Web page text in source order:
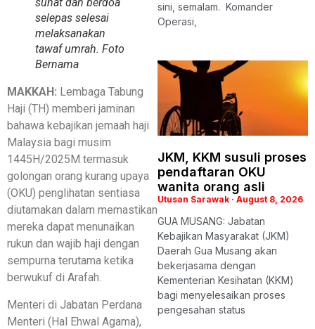
sunat dan berdoa
selepas selesai
melaksanakan
tawaf umrah. Foto
Bernama
MAKKAH: Lembaga Tabung
Haji (TH) memberi jaminan
bahawa kebajikan jemaah haji
Malaysia bagi musim
1445H/2025M termasuk
golongan orang kurang upaya
(OKU) penglihatan sentiasa
diutamakan dalam memastikan
mereka dapat menunaikan
rukun dan wajib haji dengan
sempurna terutama ketika
berwukuf di Arafah.
Menteri di Jabatan Perdana
Menteri (Hal Ehwal Agama),
sini, semalam. Komander
Operasi,
JKM, KKM susuli proses
pendaftaran OKU
wanita orang asli
Utusan Sarawak August 8, 2026
GUA MUSANG: Jabatan
Kebajikan Masyarakat (JKM)
Daerah Gua Musang akan
bekerjasama dengan
Kementerian Kesihatan (KKM)
bagi menyelesaikan proses
pengesahan status